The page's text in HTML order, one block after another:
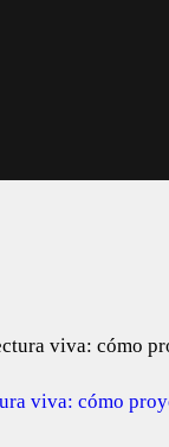
viva: cómo